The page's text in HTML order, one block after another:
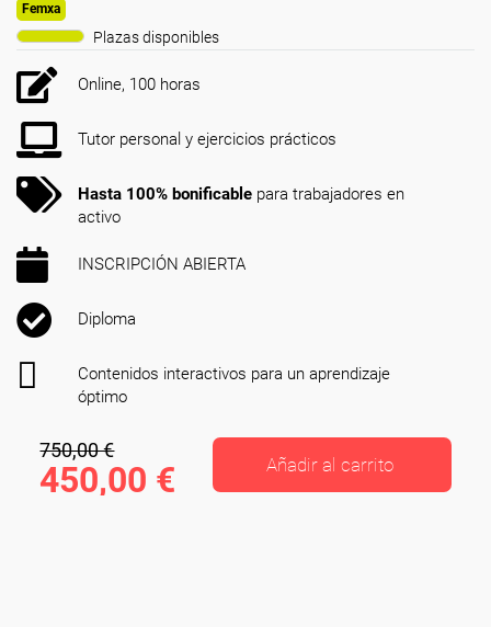
Femxa
Plazas disponibles
Online, 100 horas
Tutor personal y ejercicios prácticos
Hasta 100% bonificable para trabajadores en
activo
INSCRIPCIÓN ABIERTA
Diploma
Contenidos interactivos para un aprendizaje
óptimo
750,00 €
450,00 € Añadir al carrito